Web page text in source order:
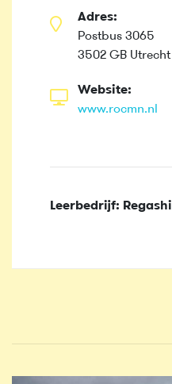
Adres:
Postbus 3065
3502 GB Utrecht
Website:
www.rocmn.nl
Leerbedrijf: Regashi